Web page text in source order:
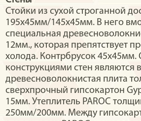
Стойки из сухой строганной
195х45мм/145x45мм. В него
специальная
12мм., которая препятствует
холода. Контрбрусок
конструкциями стен являются
древесноволокнистая плита
сверхпрочный гипсокартон
15мм. Утеплитель PAROC
250мм/200мм. Между